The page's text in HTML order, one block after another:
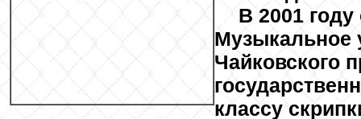
В 2001
Музыкальное
Чайковского
классу